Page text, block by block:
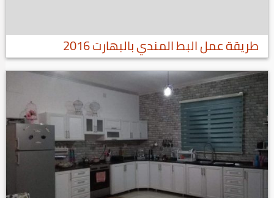
طريقة عمل البط المندي بالبهارت 2016